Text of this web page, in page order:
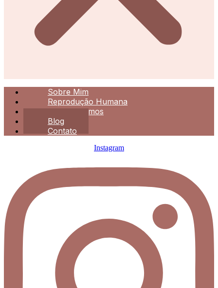
Sobre Mim
Reprodução Humana
O que fazemos
Blog
Contato
Instagram